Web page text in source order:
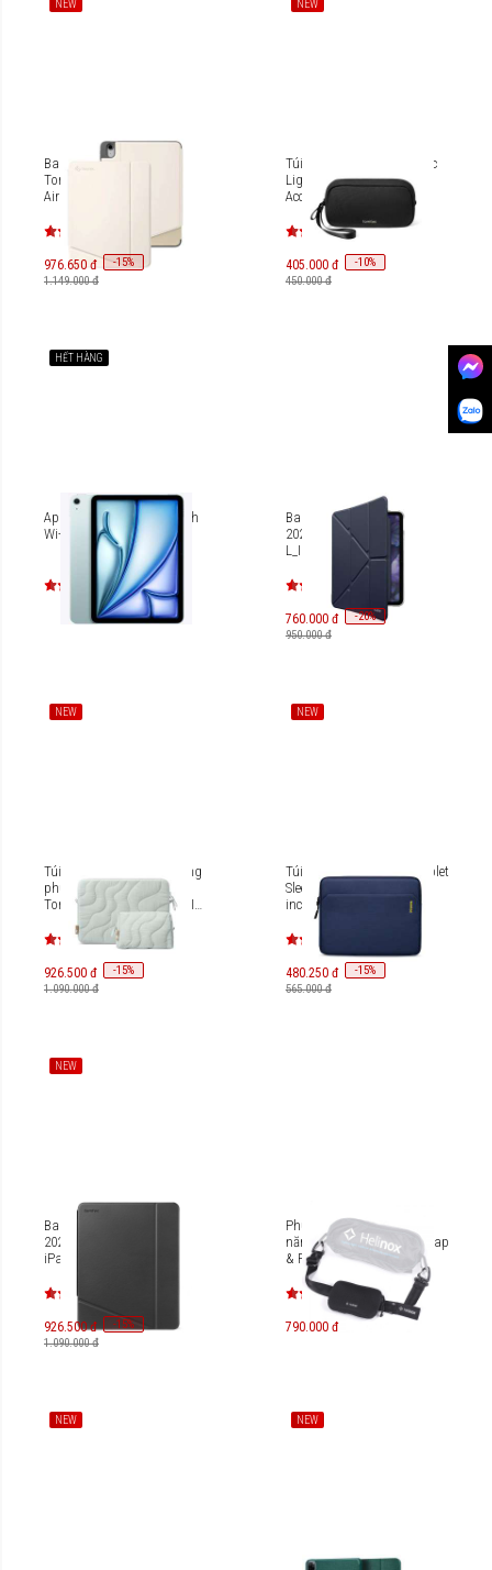
NEW
Bao da từ dính đa góc
Tomtoc Smar-Tri For iPad
Air 11-inch 2024/iPad Air
976.650 đ -15%
1.149.000 đ
NEW
Túi đựng phụ kiện Tomtoc
Light-T12 Electronic
Accessory Pouch 1L T12S1
405.000 đ -10%
450.000 đ
HẾT HÀNG
Apple iPad Air 7 M3 11 inch
Wi-Fi 128GB MC9X4
Bao da iPad Pro 13 inch-
2024 Laut Huex Folio
L_IPP24L_HF
760.000 đ -20%
950.000 đ
NEW
Túi chống sốc kèm túi đựng
phụ kiện Laptop 13-inch
Tomtoc Terra-A27 Sleeve KIT
A27C2TV/A27C2WV/A27C2DV
926.500 đ -15%
1.090.000 đ
NEW
Túi chống sốc Tomtoc Tablet
Sleeve Bag for iPad Pro 11
inches A18A1
480.250 đ -15%
565.000 đ
NEW
Bao da iPad Pro 11-inch
2021 Tomtoc Inspire-B02
iPad Tri-Mode Case
926.500 đ -15%
1.090.000 đ
Phụ kiện dây đeo túi đa
năng Helinox Shoulder Strap
& Pouch
790.000 đ
NEW NEW